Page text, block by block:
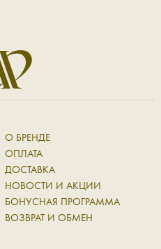
О БРЕНДЕ
ОПЛАТА
ДОСТАВКА
НОВОСТИ И АКЦИИ
БОНУСНАЯ ПРОГРАММА
ВОЗВРАТ И ОБМЕН